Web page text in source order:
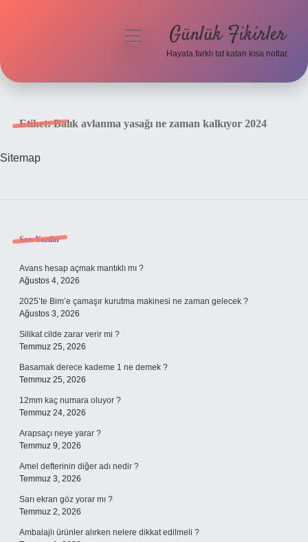
menüyü
Günlük Fikirler
Hayata farklı tat katan kısa notlar.
Etiket:Balık avlanma yasağı ne zaman kalkıyor 2024
Sitemap
Sidebar
Son Yazılar
Avans hesap açmak mantıklı mı ?
Ağustos 4, 2026
2025’te Bim’e çamaşır kurutma makinesi ne zaman gelecek ?
Ağustos 3, 2026
Silikat cilde zarar verir mi ?
Temmuz 25, 2026
Basamak derece kademe 1 ne demek ?
Temmuz 25, 2026
12mm kaç numara oluyor ?
Temmuz 24, 2026
Arapsaçı neye yarar ?
Temmuz 9, 2026
Amel defterinin diğer adı nedir ?
Temmuz 3, 2026
Sarı ekran göz yorar mı ?
Temmuz 2, 2026
Ambalajlı ürünler alırken nelere dikkat edilmeli ?